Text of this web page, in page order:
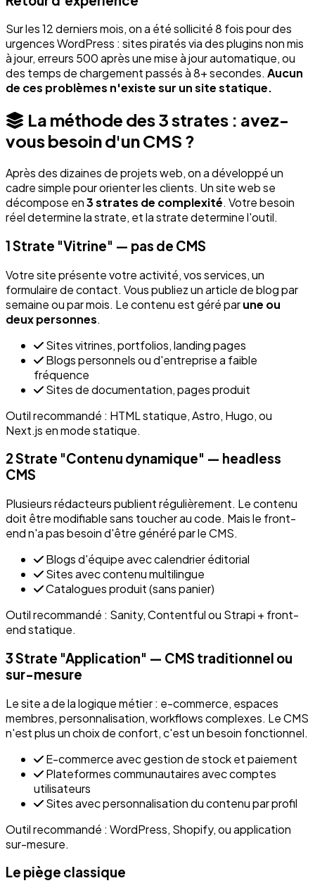
Sur les 12 derniers mois, on a été sollicité 8 fois pour des
urgences WordPress : sites piratés via des plugins non mis
à jour, erreurs 500 après une mise à jour automatique, ou
des temps de chargement passés à 8+ secondes. Aucun
de ces problèmes n'existe sur un site statique.
La méthode des 3 strates : avez-
vous besoin d'un CMS ?
Après des dizaines de projets web, on a développé un
cadre simple pour orienter les clients. Un site web se
décompose en3 strates de complexité. Votre besoin
réel determine la strate, et la strate determine l'outil.
1Strate "Vitrine" — pas de CMS
Votre site présente votre activité, vos services, un
formulaire de contact. Vous publiez un article de blog par
semaine ou par mois. Le contenu est géré parune ou
deux personnes.
Sites vitrines, portfolios, landing pages
Blogs personnels ou d'entreprise a faible
fréquence
Sites de documentation, pages produit
Outil recommandé : HTML statique, Astro, Hugo, ou
Next.js en mode statique.
2Strate "Contenu dynamique" — headless
CMS
Plusieurs rédacteurs publient régulièrement. Le contenu
doit être modifiable sans toucher au code. Mais le front-
end n'a pas besoin d'être généré par le CMS.
Blogs d'équipe avec calendrier éditorial
Sites avec contenu multilingue
Catalogues produit (sans panier)
Outil recommandé : Sanity, Contentful ou Strapi + front-
end statique.
3Strate "Application" — CMS traditionnel ou
sur-mesure
Le site a de la logique métier : e-commerce, espaces
membres, personnalisation, workflows complexes. Le CMS
n'est plus un choix de confort, c'est un besoin fonctionnel.
E-commerce avec gestion de stock et paiement
Plateformes communautaires avec comptes
utilisateurs
Sites avec personnalisation du contenu par profil
Outil recommandé : WordPress, Shopify, ou application
sur-mesure.
Le piège classique